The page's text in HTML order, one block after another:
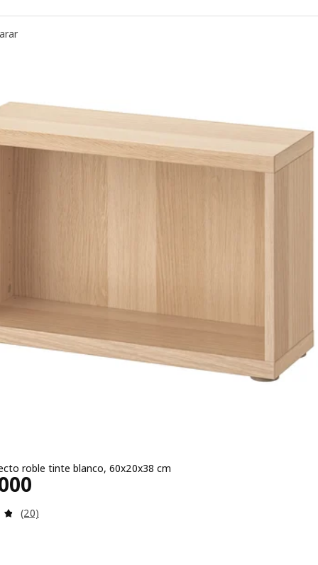
Estantería de cubos, blanco/Lappviken blanco, 60x22x64 cm
Estantería de cubos, blanco/Selsviken Alto brillo/blanco,
Estantería de cubos, blanco/Hanviken blanco, 60x22x64 cm
roble tinte blanco, 60x20x38 cm
$ 100000
Evaluación: 4.8 de 5 estrellas. Evaluaciones:
(20)